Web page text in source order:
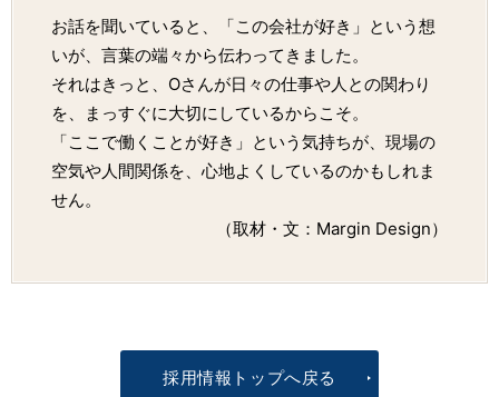
お話を聞いていると、「この会社が好き」という想
いが、言葉の端々から伝わってきました。
それはきっと、Oさんが日々の仕事や人との関わり
を、まっすぐに大切にしているからこそ。
「ここで働くことが好き」という気持ちが、現場の
空気や人間関係を、心地よくしているのかもしれま
せん。
（取材・文：Margin Design）
採用情報トップへ戻る